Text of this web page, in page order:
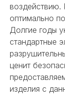
воздействию.
оптимально
Долгие годы
стандартные
ценит
изделия с